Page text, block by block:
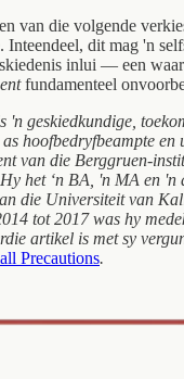
van die volgende
dit mag 'n
inlui — een
fundamenteel
'n geskiedkundige,
hoofbedryfbeampte en
van die Berggruen-
het ‘n BA, 'n MA en
die Universiteit van
tot 2017 was hy
artikel is met sy
Precautions.